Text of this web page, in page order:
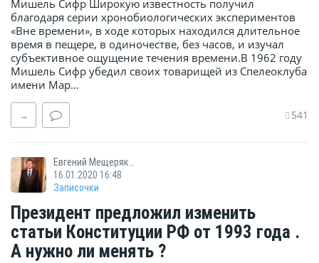
Мишель Сифр Широкую известность получил
благодаря серии хронобиологических экспериментов
«Вне времени», в ходе которых находился длительное
время в пещере, в одиночестве, без часов, и изучал
субъективное ощущение течения времени.В 1962 году
Мишель Сифр убедил своих товарищей из Спелеоклуба
имени Мар...
→ 541
Евгений Мещеряков
16.01.2020 16:48
Записочки
Президент предложил изменить
статьи Конституции РФ от 1993 года .
А нужно ли менять ?